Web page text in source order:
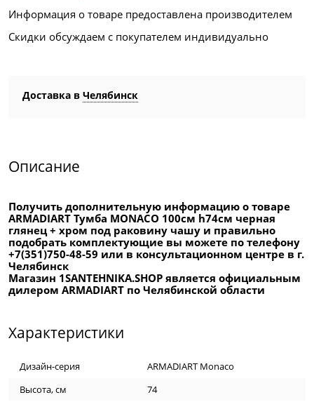
Информация о товаре предоставлена производителем
Скидки обсуждаем с покупателем индивидуально
Доставка в Челябинск
Описание
Получить дополнительную информацию о товаре
ARMADIART Тумба MONACO 100см h74см черная
глянец + хром под раковину чашу и правильно
подобрать комплектующие вы можете по телефону
+7(351)750-48-59 или в консультационном центре в г.
Челябинск
Магазин 1SANTEHNIKA.SHOP является официальным
дилером ARMADIART по Челябинской области
Характеристики
Дизайн-серия
ARMADIART Monaco
Высота, см
74